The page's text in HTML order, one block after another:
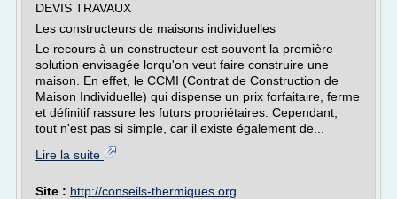
DEVIS TRAVAUX
Les constructeurs de maisons individuelles
Le recours à un constructeur est souvent la première
solution envisagée lorqu'on veut faire construire une
maison. En effet, le CCMI (Contrat de Construction de
Maison Individuelle) qui dispense un prix forfaitaire, ferme
et définitif rassure les futurs propriétaires. Cependant,
tout n'est pas si simple, car il existe également de...
Lire la suite
Site : http://conseils-thermiques.org